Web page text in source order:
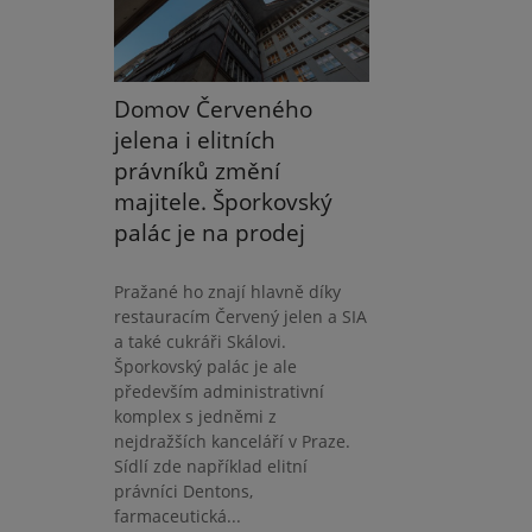
Domov Červeného
jelena i elitních
právníků změní
majitele. Šporkovský
palác je na prodej
Pražané ho znají hlavně díky
restauracím Červený jelen a SIA
a také cukráři Skálovi.
Šporkovský palác je ale
především administrativní
komplex s jedněmi z
nejdražších kanceláří v Praze.
Sídlí zde například elitní
právníci Dentons,
farmaceutická...